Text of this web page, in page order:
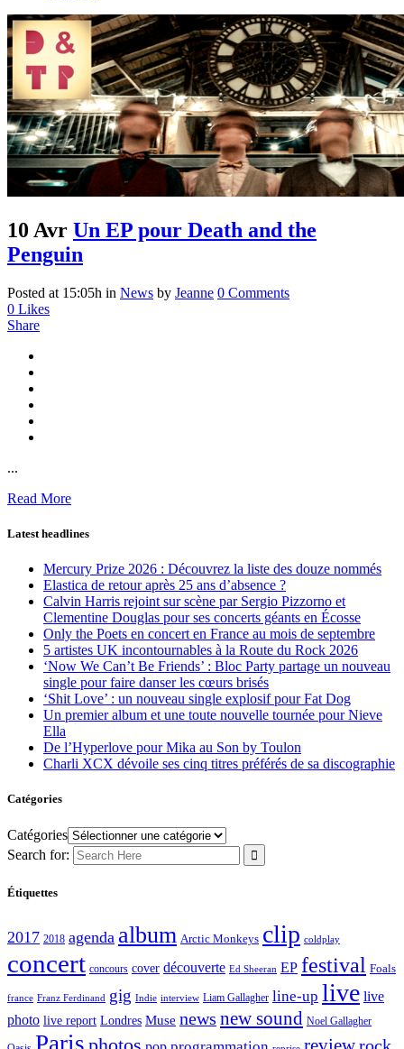
10 Avr Un EP pour Death and the
Penguin
Posted at 15:05h in News by Jeanne 0 Comments
0 Likes
Share
...
Read More
Latest headlines
Mercury Prize 2026 : Découvrez la liste des douze nommés
Elastica de retour après 25 ans d’absence ?
Calvin Harris rejoint sur scène par Sergio Pizzorno et
Clementine Douglas pour ses concerts géants en Écosse
Only the Poets en concert en France au mois de septembre
5 artistes UK incontournables à la Route du Rock 2026
‘Now We Can’t Be Friends’ : Bloc Party partage un nouveau
single pour faire danser les cœurs brisés
‘Shit Love’ : un nouveau single explosif pour Fat Dog
Un premier album et une toute nouvelle tournée pour Nieve
Ella
De l’Hyperlove pour Mika au Son by Toulon
Charli XCX dévoile ses cinq titres préférés de sa discographie
Catégories
Catégories
Search for:
Étiquettes
2017 2018 agenda album Arctic Monkeys clip coldplay
concert concours cover découverte Ed Sheeran EP festival Foals
france Franz Ferdinand gig Indie interview Liam Gallagher line-up live live
photo live report Londres Muse news new sound Noel Gallagher
Paris